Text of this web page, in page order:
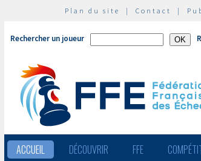
Plan du site | Contact |
Rechercher un joueur
ACCUEIL DÉCOUVRIR FFE